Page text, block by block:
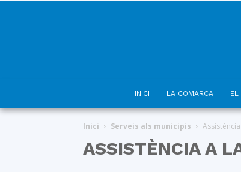
INICI LA COMARCA EL
Inici Serveis als municipis
ASSISTÈNCIA A